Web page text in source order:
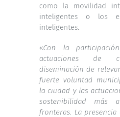
como la movilidad
inteligentes o los
inteligentes.
«Con la
actuaciones de
diseminación de
fuerte voluntad
la ciudad y las
sostenibilidad más
fronteras. La